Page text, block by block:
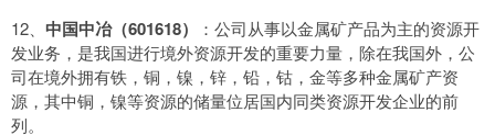
12、 中国中冶（601618）
：公司从事以金属矿产品为主的资源开
发业务，是我国进行境外资源开发的重要力量，除在我国外，公
司在境外拥有铁，铜，镍，锌，铅，钴，金等多种金属矿产资
源，其中铜，镍等资源的储量位居国内同类资源开发企业的前
列。